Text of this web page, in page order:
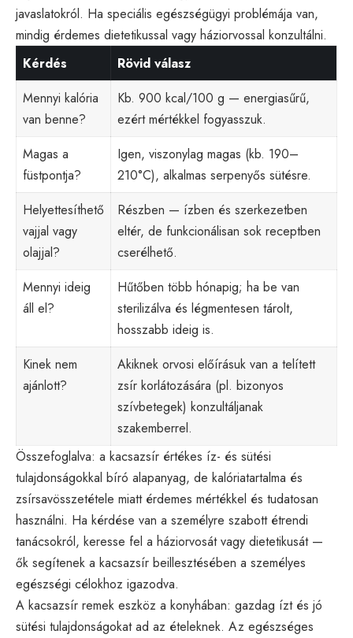
javaslatokról. Ha speciális egészségügyi problémája van,
mindig érdemes dietetikussal vagy háziorvossal konzultálni.
Kérdés
Rövid válasz
Mennyi kalória
van benne?
Kb. 900 kcal/100 g — energia­sűrű,
ezért mértékkel fogyasszuk.
Magas a
füstpontja?
Igen, viszonylag magas (kb. 190–
210°C), alkalmas serpenyős sütésre.
Helyettesíthető
vajjal vagy
olajjal?
Részben — ízben és szerkezetben
eltér, de funkcionálisan sok receptben
cserélhető.
Mennyi ideig
áll el?
Hűtőben több hónapig; ha be van
sterilizálva és légmentesen tárolt,
hosszabb ideig is.
Kinek nem
ajánlott?
Akiknek orvosi előírásuk van a telített
zsír korlátozására (pl. bizonyos
szívbetegek) konzultáljanak
szakemberrel.
Összefoglalva: a kacsazsír értékes íz- és sütési
tulajdonságokkal bíró alapanyag, de kalóriatartalma és
zsírsavösszetétele miatt érdemes mértékkel és tudatosan
használni. Ha kérdése van a személyre szabott étrendi
tanácsokról, keresse fel a háziorvosát vagy dietetikusát —
ők segítenek a kacsazsír beillesztésében a személyes
egészségi célokhoz igazodva.
A kacsazsír remek eszköz a konyhában: gazdag ízt és jó
sütési tulajdonságokat ad az ételeknek. Az egészséges